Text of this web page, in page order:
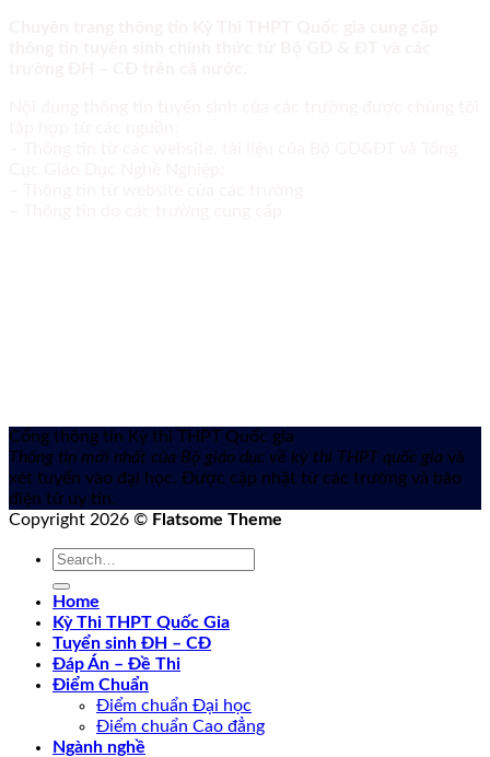
Cổng thông tin Kỳ thi THPT Quốc gia
Thông tin mới nhất của Bộ giáo dục về kỳ thi THPT quốc gia và
xét tuyển vào đại học. Được cập nhật từ các trường và báo
điện tử uy tín.
Copyright 2026 © Flatsome Theme
Home
Kỳ Thi THPT Quốc Gia
Tuyển sinh ĐH – CĐ
Đáp Án – Đề Thi
Điểm Chuẩn
Điểm chuẩn Đại học
Điểm chuẩn Cao đẳng
Ngành nghề